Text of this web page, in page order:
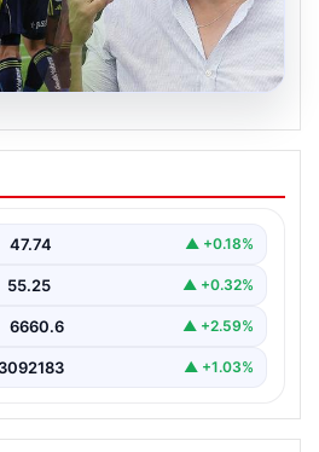
Fenerbahçe’nin
ilgi: Paulo Bracks
Fenerbahçe’nin orta saha
47.74 ▲ +0.18%
55.25 ▲ +0.32%
6660.6 ▲ +2.59%
3092183 ▲ +1.03%